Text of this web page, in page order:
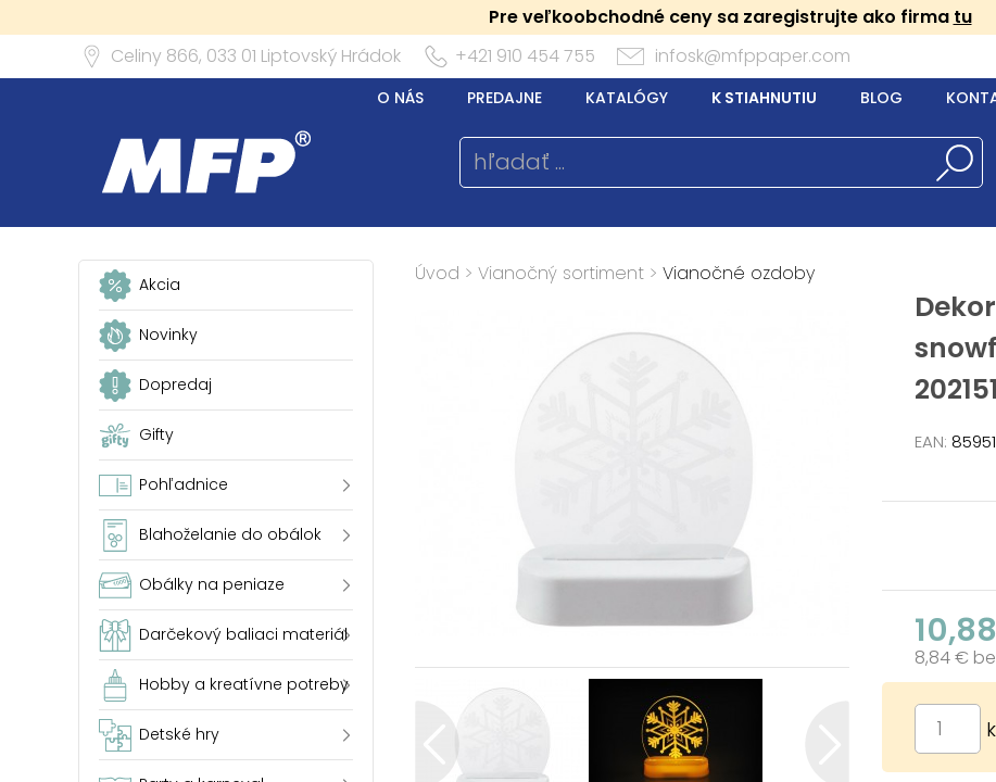
Pre veľkoobchodné ceny sa zaregistrujte ako firma tu
Celiny 866, 033 01 Liptovský Hrádok +421 910 454 755 infosk@mfppaper.com
O NÁS PREDAJNE KATALÓGY K STIAHNUTIU BLOG
Akcia
Novinky
Dopredaj
Gifty
Pohľadnice
Blahoželanie do obálok
Obálky na peniaze
Darčekový baliaci materiál
Hobby a kreatívne potreby
Detské hry
Úvod > Vianočný sortiment > Vianočné ozdoby
202151
EAN:
8,84 €